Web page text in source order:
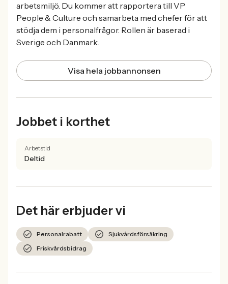
arbetsmiljö. Du kommer att rapportera till VP
People & Culture och samarbeta med chefer för att
stödja dem i personalfrågor. Rollen är baserad i
Sverige och Danmark.
Visa hela jobbannonsen
Jobbet i korthet
Arbetstid
Deltid
Det här erbjuder vi
Personalrabatt
Sjukvårdsförsäkring
Friskvårdsbidrag